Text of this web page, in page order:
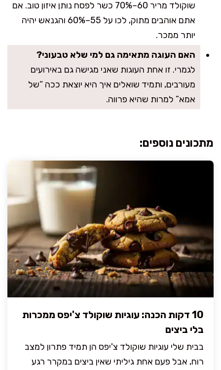
שוקולד מריר 60–70% כשר לפסח נותן איזון טוב. אם
אתם אוהבים מתוק, לכו על 55–60% והגנאש יהיה
יותר ממכר.
האם העוגה מתאימה גם למי שלא טבעוני?
לגמרי. זו אחת העוגות שאני מגישה גם באירועים
מעורבים, ותמיד שואלים איך היא יוצאת ככה “של
אמא” למרות שהיא פרווה.
מתכונים נוספים:
10 דקות הכנה: עוגיות שוקולד צ'יפס ממכרות
בלי ביצים
בבית שלי עוגיות שוקולד צ'יפס הן תמיד פתרון למצב
רוח, אבל פעם אחת גיליתי שאין ביצים במקרר רגע